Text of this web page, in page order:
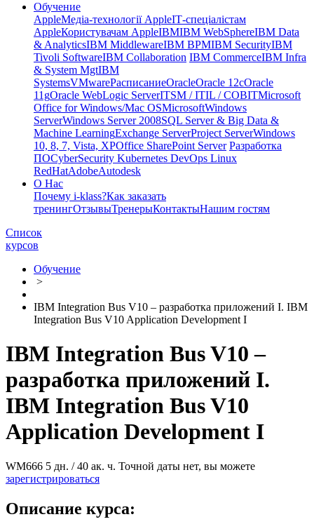
Обучение
AppleМедіа-технології AppleІТ-спеціалістам
AppleКористувачам AppleIBMIBM WebSphereIBM Data
& AnalyticsIBM MiddlewareIBM BPMIBM SecurityIBM
Tivoli SoftwareIBM Collaboration IBM CommerceIBM Infra
& System MgtIBM
SystemsVMwareРасписаниеOracleOracle 12cOracle
11gOracle WebLogic ServerITSM / ITIL / COBITMicrosoft
Office for Windows/Mac OSMicrosoftWindows
ServerWindows Server 2008SQL Server & Big Data &
Machine LearningExchange ServerProject ServerWindows
10, 8, 7, Vista, XPOffice SharePoint Server Разработка
ПОCyberSecurity Kubernetes DevOps Linux
RedHatAdobeAutodesk
О Нас
Почему i-klass?Как заказать
тренингОтзывыТренерыКонтактыНашим гостям
Список
курсов
Обучение
>
IBM Integration Bus V10 – разработка приложений I. IBM
Integration Bus V10 Application Development I
IBM Integration Bus V10 –
разработка приложений I.
IBM Integration Bus V10
Application Development I
WM666 5 дн. / 40 ак. ч. Точной даты нет, вы можете
зарегистрироваться
Описание курса: